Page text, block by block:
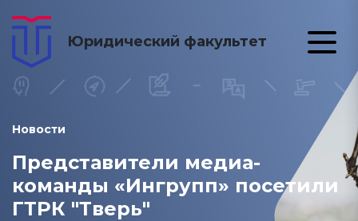
Юридический факультет
Новости
Представители медиа-
команды «Ингрупп» посетили
ГТРК "Тверь"